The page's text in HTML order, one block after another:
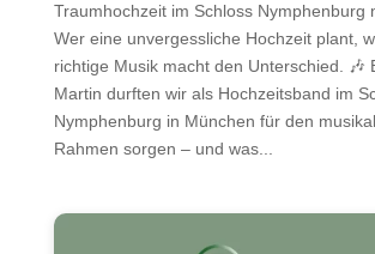
Traumhochzeit im Schloss Nymphenburg
Wer eine unvergessliche Hochzeit plant,
richtige Musik macht den Unterschied. 🎶
Martin durften wir als Hochzeitsband im
Nymphenburg in München für den
Rahmen sorgen – und was...